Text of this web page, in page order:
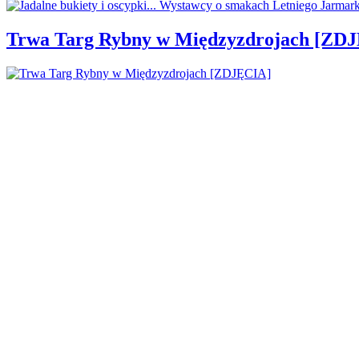
Trwa Targ Rybny w Międzyzdrojach